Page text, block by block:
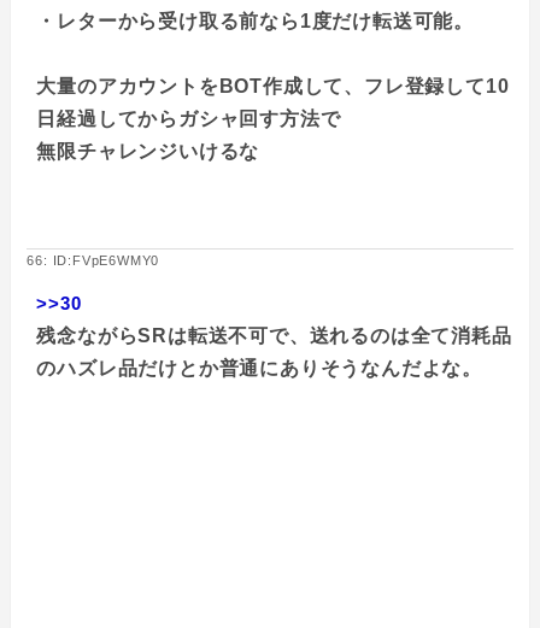
・レターから受け取る前なら1度だけ転送可能。
大量のアカウントをBOT作成して、フレ登録して10
日経過してからガシャ回す方法で
無限チャレンジいけるな
66: ID:FVpE6WMY0
>>30
残念ながらSRは転送不可で、送れるのは全て消耗品
のハズレ品だけとか普通にありそうなんだよな。